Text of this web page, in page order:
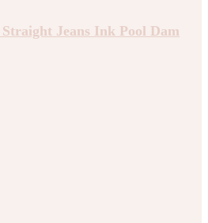
Jeans Ink Pool Dam